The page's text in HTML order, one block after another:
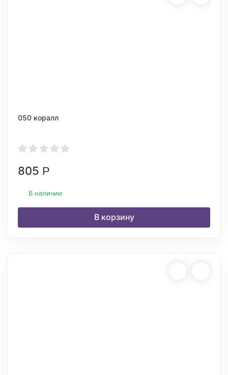
050 коралл
805 Р
В наличии
В корзину